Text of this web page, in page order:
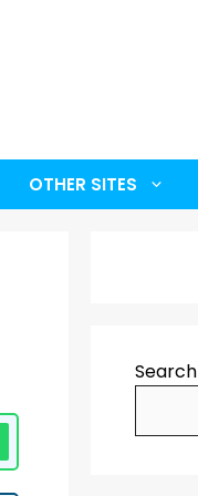
OTHER SITES
Search